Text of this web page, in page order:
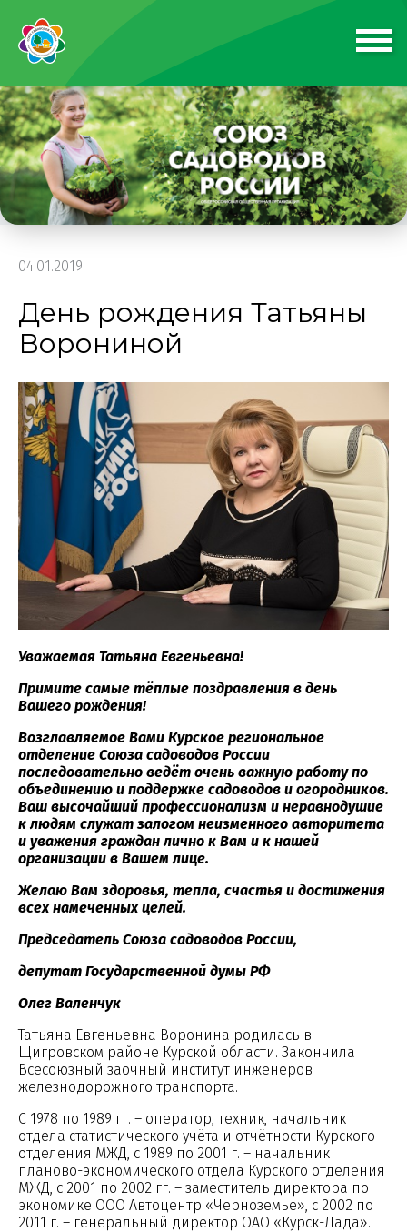
04.01.2019
День рождения Татьяны
Ворониной
Уважаемая Татьяна Евгеньевна!
Примите самые тёплые поздравления в день
Вашего рождения!
Возглавляемое Вами Курское региональное
отделение Союза садоводов России
последовательно ведёт очень важную работу по
объединению и поддержке садоводов и огородников.
Ваш высочайший профессионализм и неравнодушие
к людям служат залогом неизменного авторитета
и уважения граждан лично к Вам и к нашей
организации в Вашем лице.
Желаю Вам здоровья, тепла, счастья и достижения
всех намеченных целей.
Председатель Союза садоводов России,
депутат Государственной думы РФ
Олег Валенчук
Татьяна Евгеньевна Воронина родилась в
Щигровском районе Курской области. Закончила
Всесоюзный заочный институт инженеров
железнодорожного транспорта.
С 1978 по 1989 гг. – оператор, техник, начальник
отдела статистического учёта и отчётности Курского
отделения МЖД, с 1989 по 2001 г. – начальник
планово-экономического отдела Курского отделения
МЖД, с 2001 по 2002 гг. – заместитель директора по
экономике ООО Автоцентр «Черноземье», с 2002 по
2011 г. – генеральный директор ОАО «Курск-Лада».